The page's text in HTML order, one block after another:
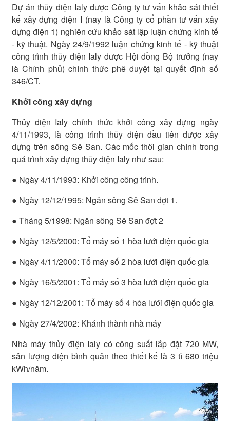
Dự án thủy điện Ialy được Công ty tư vấn khảo sát thiết
kế xây dựng điện I (nay là Công ty cổ phần tư vấn xây
dựng điện 1) nghiên cứu khảo sát lập luận chứng kinh tế
- kỹ thuật. Ngày 24/9/1992 luận chứng kinh tế - kỹ thuật
công trình thủy điện Ialy được Hội đồng Bộ trưởng (nay
là Chính phủ) chính thức phê duyệt tại quyết định số
346/CT.
Khởi công xây dựng
Thủy điện Ialy chính thức khởi công xây dựng ngày
4/11/1993, là công trình thủy điện đầu tiên được xây
dựng trên sông Sê San. Các mốc thời gian chính trong
quá trình xây dựng thủy điện Ialy như sau:
● Ngày 4/11/1993: Khởi công công trình.
● Ngày 12/12/1995: Ngăn sông Sê San đợt 1.
● Tháng 5/1998: Ngăn sông Sê San đợt 2
● Ngày 12/5/2000: Tổ máy số 1 hòa lưới điện quốc gia
● Ngày 4/11/2000: Tổ máy số 2 hòa lưới điện quốc gia
● Ngày 16/5/2001: Tổ máy số 3 hòa lưới điện quốc gia
● Ngày 12/12/2001: Tổ máy số 4 hòa lưới điện quốc gia
● Ngày 27/4/2002: Khánh thành nhà máy
Nhà máy thủy điện Ialy có công suất lắp đặt 720 MW,
sản lượng điện bình quân theo thiết kế là 3 tỉ 680 triệu
kWh/năm.